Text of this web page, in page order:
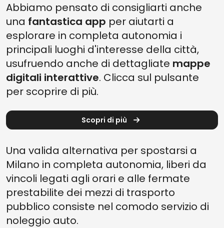
Abbiamo pensato di consigliarti anche
una fantastica app per aiutarti a
esplorare in completa autonomia i
principali luoghi d'interesse della città,
usufruendo anche di dettagliate mappe
digitali interattive. Clicca sul pulsante
per scoprire di più.
Scopri di più
Una valida alternativa per spostarsi a
Milano in completa autonomia, liberi da
vincoli legati agli orari e alle fermate
prestabilite dei mezzi di trasporto
pubblico consiste nel comodo servizio di
noleggio auto.